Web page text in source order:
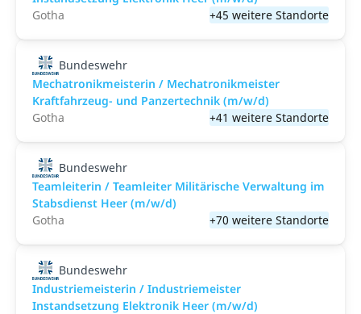
Gotha
+45 weitere Standorte
Bundeswehr
Mechatronikmeisterin / Mechatronikmeister
Kraftfahrzeug- und Panzertechnik (m/w/d)
Gotha
+41 weitere Standorte
Bundeswehr
Teamleiterin / Teamleiter Militärische Verwaltung im
Stabsdienst Heer (m/w/d)
Gotha
+70 weitere Standorte
Bundeswehr
Industriemeisterin / Industriemeister
Instandsetzung Elektronik Heer (m/w/d)